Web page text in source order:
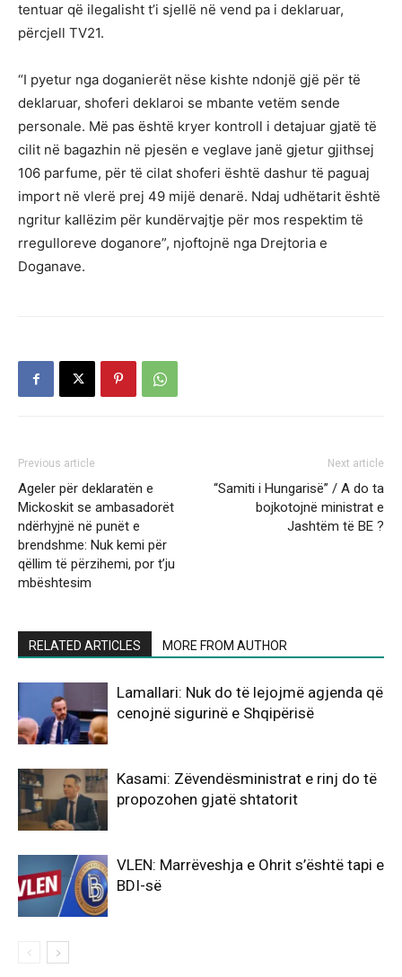
tentuar që ilegalisht t’i sjellë në vend pa i deklaruar,
përcjell TV21.
“I pyetur nga doganierët nëse kishte ndonjë gjë për të
deklaruar, shoferi deklaroi se mbante vetëm sende
personale. Më pas është kryer kontroll i detajuar gjatë të
cilit në bagazhin në pjesën e veglave janë gjetur gjithsej
106 parfume, për të cilat shoferi është dashur të paguaj
import në vlerë prej 49 mijë denarë. Ndaj udhëtarit është
ngritur kallëzim për kundërvajtje për mos respektim të
rregulloreve doganore”, njoftojnë nga Drejtoria e
Doganave.
Previous article
Ageler për deklaratën e
Mickoskit se ambasadorët
ndërhyjnë në punët e
brendshme: Nuk kemi për
qëllim të përzihemi, por t’ju
mbështesim
Next article
“Samiti i Hungarisë” / A do ta
bojkotojnë ministrat e
Jashtëm të BE ?
RELATED ARTICLES MORE FROM AUTHOR
Lamallari: Nuk do të lejojmë agjenda që
cenojnë sigurinë e Shqipërisë
Kasami: Zëvendësministrat e rinj do të
propozohen gjatë shtatorit
VLEN: Marrëveshja e Ohrit s’është tapi e
BDI-së